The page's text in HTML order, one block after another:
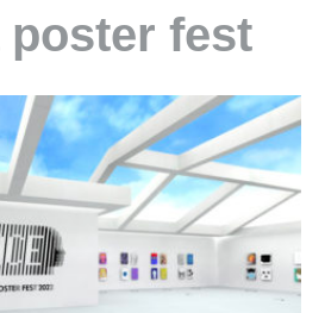
poster fest